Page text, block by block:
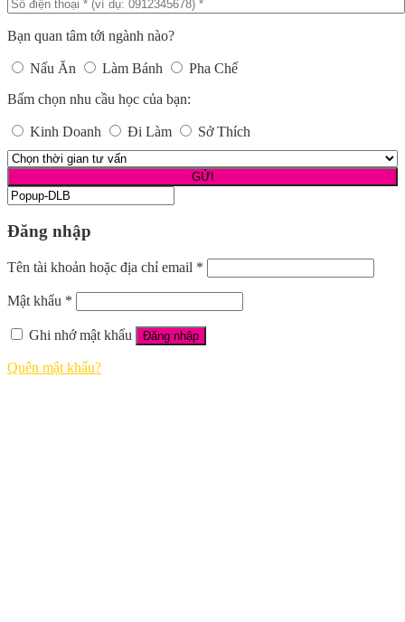
Bạn quan tâm tới ngành nào?
Nấu Ăn Làm Bánh
Pha Chế
Bấm chọn nhu cầu học của bạn:
Kinh Doanh Đi Làm Sở Thích
Đăng nhập
Tên tài khoản hoặc địa chỉ email *
Mật khẩu *
Ghi nhớ mật khẩu Đăng nhập
Quên mật khẩu?